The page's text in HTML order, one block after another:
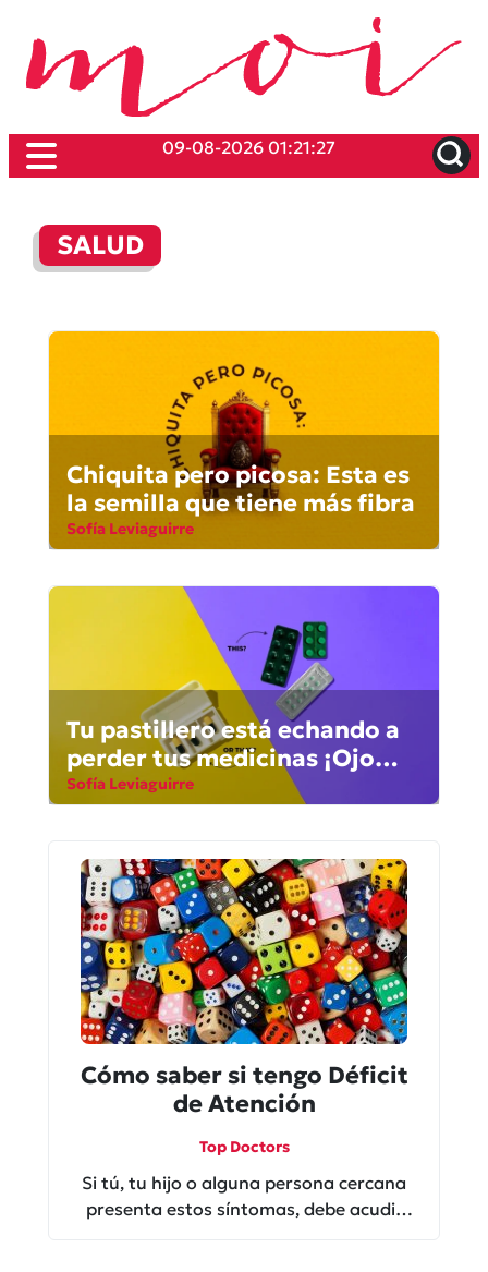
09-08-2026 01:21:27
SALUD
Chiquita pero picosa: Esta es
la semilla que tiene más fibra
Sofía Leviaguirre
Tu pastillero está echando a
perder tus medicinas ¡Ojo
aquí!
Sofía Leviaguirre
Cómo saber si tengo Déficit
de Atención
Top Doctors
Si tú, tu hijo o alguna persona cercana
presenta estos síntomas, debe acudir